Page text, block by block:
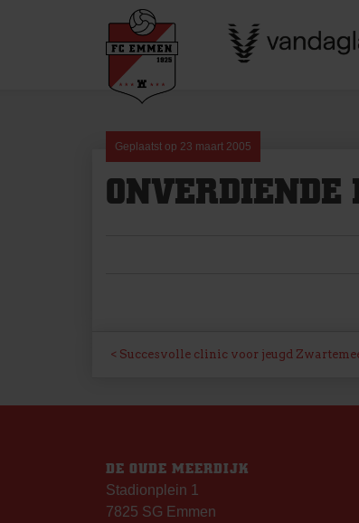
Geplaatst op 23 maart 2005
ONVERDIENDE
BERICHT
NAVIGATIE
Succesvolle clinic voor jeugd
DE OUDE MEERDIJK
Stadionplein 1
7825 SG Emmen